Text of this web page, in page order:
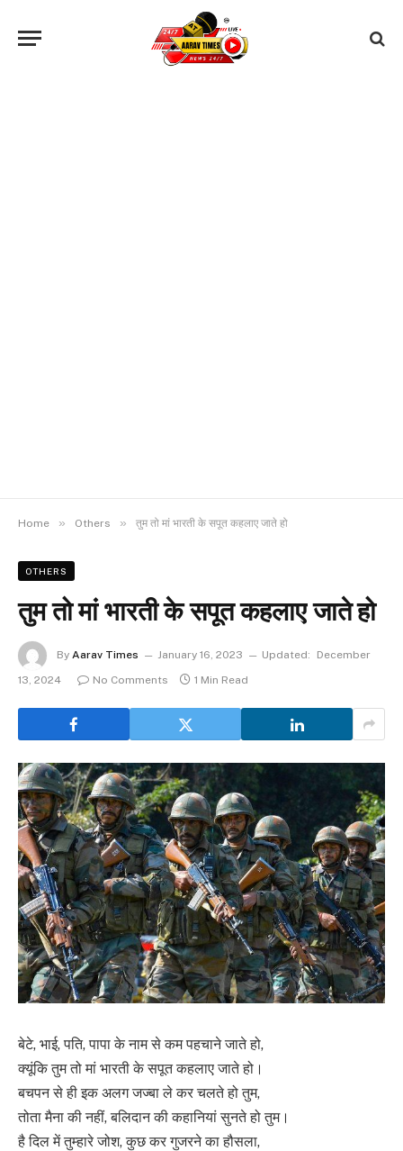
Home » Others » तुम तो मां भारती के सपूत कहलाए जाते हो
OTHERS
तुम तो मां भारती के सपूत कहलाए जाते हो
By Aarav Times January 16, 2023 Updated:
December
13, 2024
No Comments 1 Min Read
बेटे, भाई, पति, पापा के नाम से कम पहचाने जाते हो,
क्यूंकि तुम तो मां भारती के सपूत कहलाए जाते हो।
बचपन से ही इक अलग जज्बा ले कर चलते हो तुम,
तोता मैना की नहीं, बलिदान की कहानियां सुनते हो तुम।
है दिल में तुम्हारे जोश, कुछ कर गुजरने का हौसला,